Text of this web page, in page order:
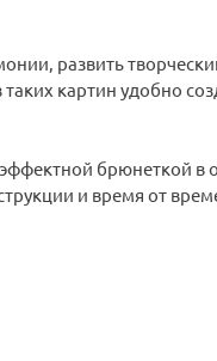
развить
картин удобно
брюнеткой в
и время от